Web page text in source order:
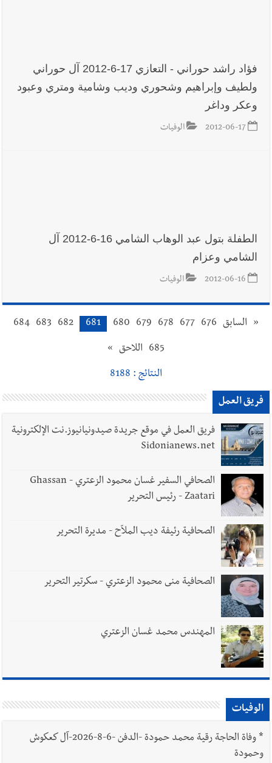
فؤاد راشد حوراني - التعازي 17-6-2012 آل حوراني
ولطيف وإبراهيم وشحوري وديب وشامية ومتري وعبود
وعكر وداغر
2012-06-17 الوفيات
الطفلة بتول عبد الوهاب الشامي 16-6-2012 آل
الشامي وعزام
2012-06-16 الوفيات
« السابق 676
677
678
679
680
681
682
683
684
685 اللاحق »
النتائج : 8188
فريق العمل
فريق العمل في موقع جريدة صيدونيانيوز.نت الإلكترونية
Sidonianews.net
الصحافي السفير غسان محمود الزعتري - Ghassan
Zaatari - رئيس التحرير
الصحافية رئيفة ديب الملاّح - مديرة التحرير
الصحافية منى محمود الزعتري - سكرتير التحرير
المهندس محمد غسان الزعتري
الوفيات
*
وفاة الحاجة رقية محمد حمودة -الدفن -6-8-2026-آل كعكوش
وحمودة